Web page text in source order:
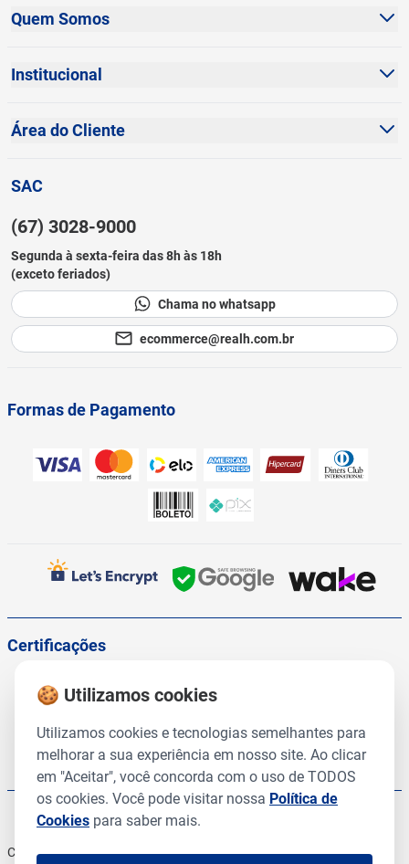
Quem Somos
Fale Conosco
Blog
Institucional
Termos e Condições
Como Comprar
Black Friday
Área do Cliente
Cadastre-se
Lista de Desejos
SAC
(67) 3028-9000
Segunda à sexta-feira das 8h às 18h
(exceto feriados)
Chama no whatsapp
ecommerce@realh.com.br
Formas de Pagamento
Certificações
Copyright © 2025, CMR Prod Veterinários. Todos os direitos
🍪 Utilizamos cookies
Utilizamos cookies e tecnologias semelhantes para
melhorar a sua experiência em nosso site. Ao clicar
em "Aceitar", você concorda com o uso de TODOS
os cookies. Você pode visitar nossa Política de
Cookies para saber mais.